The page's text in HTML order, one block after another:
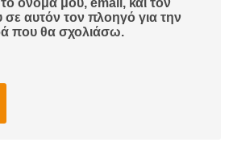
σε αυτόν τον πλοηγό για την
που θα σχολιάσω.